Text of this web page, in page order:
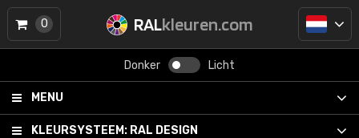
RALkleuren.com
Donker Licht
MENU
KLEURSYSTEEM: RAL DESIGN
0